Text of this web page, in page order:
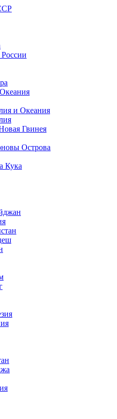
и Океания
Гвинея
Острова
Кука